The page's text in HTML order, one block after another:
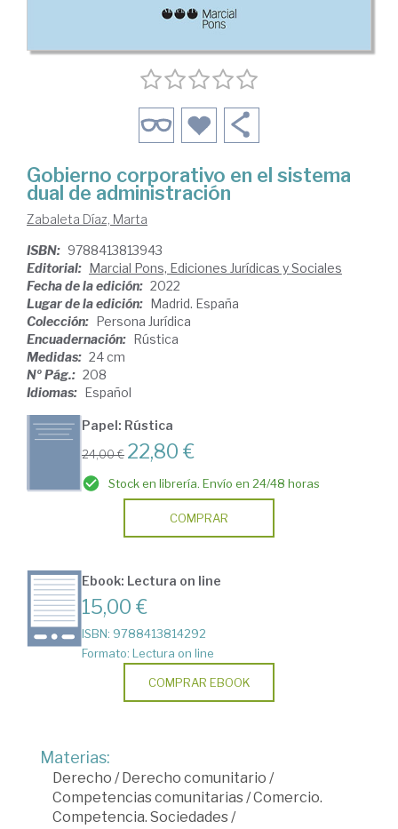
Gobierno corporativo en el sistema
dual de administración
Zabaleta Díaz, Marta
ISBN: 9788413813943
Editorial:
Marcial Pons, Ediciones Jurídicas y Sociales
Fecha de la edición: 2022
Lugar de la edición:
Madrid. España
Colección:
Persona Jurídica
Encuadernación:
Rústica
Medidas: 24 cm
Nº Pág.: 208
Idiomas:
Español
Papel: Rústica
24,00 € 22,80 €
Stock en librería. Envío en 24/48 horas
COMPRAR
Ebook: Lectura on line
15,00 €
ISBN: 9788413814292
Formato: Lectura on line
COMPRAR EBOOK
Materias:
Derecho / Derecho comunitario /
Competencias comunitarias/Comercio.
Competencia. Sociedades/